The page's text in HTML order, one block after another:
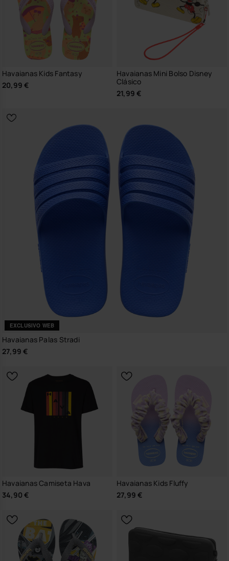
Havaianas Kids Fantasy
20,99 €
Havaianas Mini Bolso Disney
Clásico
21,99 €
EXCLUSIVO WEB
Havaianas Palas Stradi
27,99 €
Havaianas Camiseta Hava
34,90 €
Havaianas Kids Fluffy
27,99 €